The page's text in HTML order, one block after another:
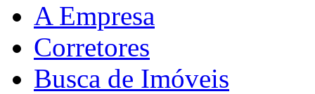
A Empresa
Corretores
Busca de Imóveis